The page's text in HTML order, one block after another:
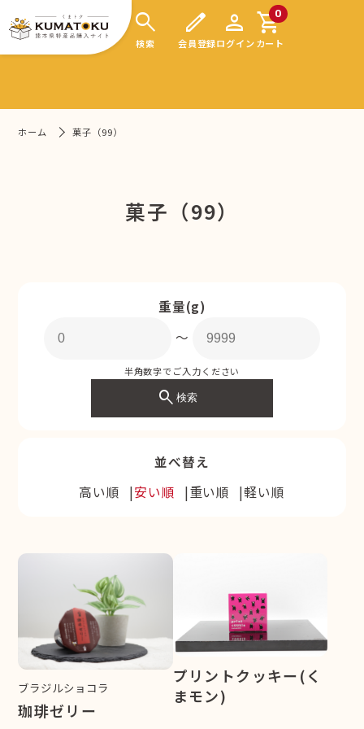
search
検索
edit
会員登録
person
ログイン
0
shopping_cart
カート
ホーム 菓子（99）
菓子（99）
重量(g)
〜
半角数字でご入力ください
search検索
並べ替え
高い順
安い順 重い順 軽い順
ブラジルショコラ
珈琲ゼリー
プリントクッキー(く
まモン)